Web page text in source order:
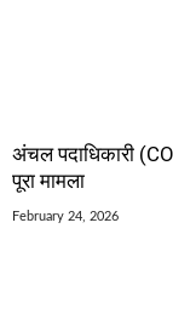
अंचल पदाधिकारी
पूरा मामला
February 24, 2026